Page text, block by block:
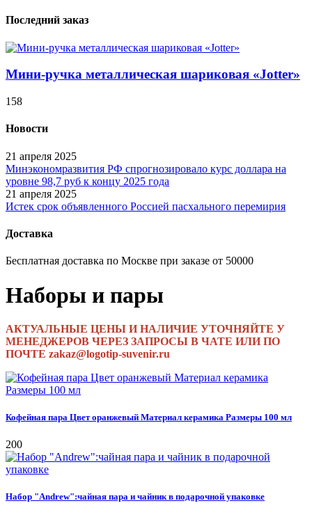
Последний заказ
Мини-ручка металлическая шариковая «Jotter»
158
Новости
21 апреля 2025
Минэкономразвития РФ спрогнозировало курс доллара на
уровне 98,7 руб к концу 2025 года
21 апреля 2025
Истек срок объявленного Россией пасхального перемирия
Доставка
Бесплатная доставка по Москве при заказе от 50000
Наборы и пары
АКТУАЛЬНЫЕ ЦЕНЫ И НАЛИЧИЕ УТОЧНЯЙТЕ У
МЕНЕДЖЕРОВ ЧЕРЕЗ ЗАПРОСЫ В ЧАТЕ ИЛИ ПО
ПОЧТЕ zakaz@logotip-suvenir.ru
Кофейная пара Цвет оранжевый Материал керамика Размеры 100 мл
200
Набор "Andrew":чайная пара и чайник в подарочной упаковке